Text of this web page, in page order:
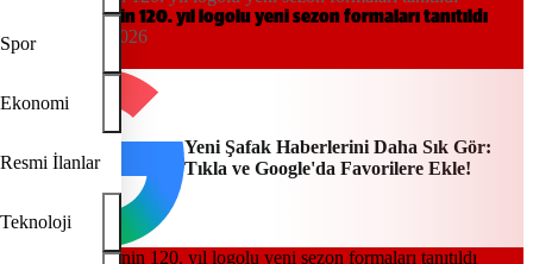
Spor
Ekonomi
Resmi İlanlar
Teknoloji
Fenerbahçe’nin 120. yıl logolu yeni sezon formaları tanıtıldı
18:58, 03/06/2026
Yeni Şafak
Yeni Şafak Haberlerini Daha Sık Gör:
Tıkla ve Google'da Favorilere Ekle!